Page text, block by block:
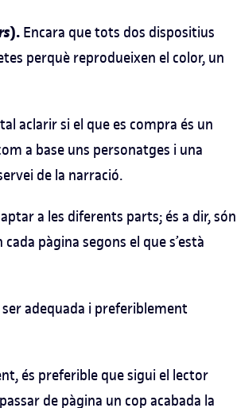
). Encara que tots dos dispositius
perquè reprodueixen el color, un
aclarir si el que es compra és un
a base uns personatges i una
de la narració.
a les diferents parts; és a dir, són
pàgina segons el que s’està
ser adequada i preferiblement
és preferible que sigui el lector
de pàgina un cop acabada la